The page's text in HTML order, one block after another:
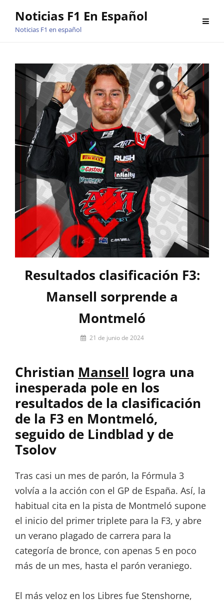
Noticias F1 En Español
Noticias F1 en español
Resultados clasificación F3:
Mansell sorprende a
Montmeló
Por 21 de junio de 2024
Christian Mansell logra una
inesperada pole en los
resultados de la clasificación
de la F3 en Montmeló,
seguido de Lindblad y de
Tsolov
Tras casi un mes de parón, la Fórmula 3
volvía a la acción con el GP de España. Así, la
habitual cita en la pista de Montmeló supone
el inicio del primer triplete para la F3, y abre
un verano plagado de carrera para la
categoría de bronce, con apenas 5 en poco
más de un mes, hasta el parón veraniego.
El más veloz en los Libres fue Stenshorne,